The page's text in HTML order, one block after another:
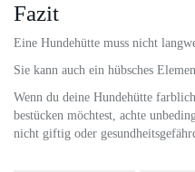
Fazit
Eine Hundehütte muss nicht
Sie kann auch ein hübsches
Wenn du deine Hundehütte
bestücken möchtest, achte
nicht giftig oder